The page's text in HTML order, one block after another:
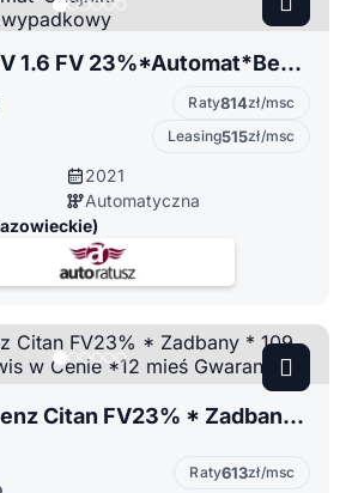
Renault Clio V 1.6 FV 23%*Automat*Benz-Hybryda*Tempomat*Czujniki *Gwarancja*Bezwypadkowy
Raty814zł/msc
Leasing515zł/msc
2021
Automatyczna
Mercedes-Benz Citan FV23% * Zadbany * 109 CDI * Pełny Serwis w Cenie *12 mieś Gwarancja
Raty613zł/msc